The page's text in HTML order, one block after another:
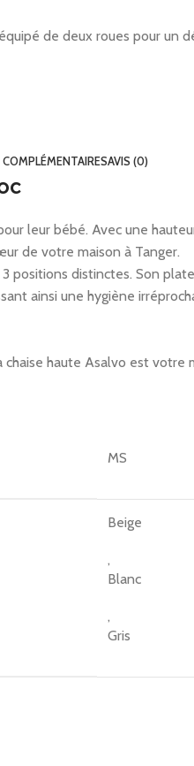
de deux roues pour un
AVIS (0)
leur bébé. Avec une
de votre maison à Tanger.
positions distinctes. Son
ainsi une hygiène
haute Asalvo est votre
MS
Beige
,
Blanc
,
Gris